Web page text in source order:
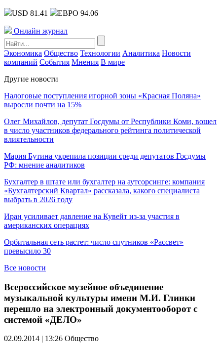
USD 81.41 ЕВРО 94.06
Онлайн журнал
Экономика Общество Технологии Аналитика Новости
компаний События Мнения В мире
Другие новости
Налоговые поступления игорной зоны «Красная Поляна»
выросли почти на 15%
Олег Михайлов, депутат Госдумы от Республики Коми, вошел
в число участников федерального рейтинга политической
влиятельности
Мария Бутина укрепила позиции среди депутатов Госдумы
РФ: мнение аналитиков
Бухгалтер в штате или бухгалтер на аутсорсинге: компания
«Бухгалтерский Квартал» рассказала, какого специалиста
выбрать в 2026 году
Иран усиливает давление на Кувейт из-за участия в
американских операциях
Орбитальная сеть растет: число спутников «Рассвет»
превысило 30
Все новости
Всероссийское музейное объединение
музыкальной культуры имени М.И. Глинки
перешло на электронный документооборот с
системой «ДЕЛО»
02.09.2014 | 13:26 Общество